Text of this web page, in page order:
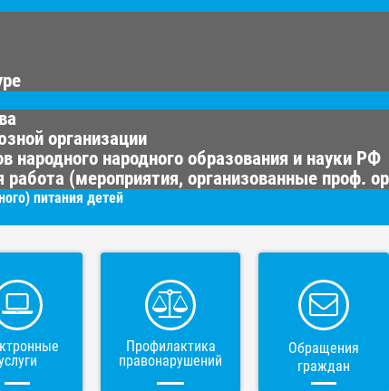
организации
народного образования и науки РФ
работа (мероприятия, организованные проф.
питания детей
Профилактика
правонарушений
Обращения
граждан